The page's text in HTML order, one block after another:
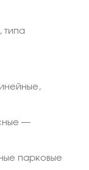
типа
–
парковые